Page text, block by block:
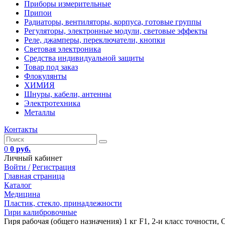
Приборы измерительные
Припои
Радиаторы, вентиляторы, корпуса, готовые группы
Регуляторы, электронные модули, световые эффекты
Реле, джамперы, переключатели, кнопки
Световая электроника
Средства индивидуальной защиты
Товар под заказ
Флокулянты
ХИМИЯ
Шнуры, кабели, антенны
Электротехника
Металлы
Контакты
0 0 руб.
Личный кабинет
Войти / Регистрация
Главная страница
Каталог
Медицина
Пластик, стекло, принадлежности
Гири калибровочные
Гиря рабочая (общего назначения) 1 кг F1, 2-и класс точности,